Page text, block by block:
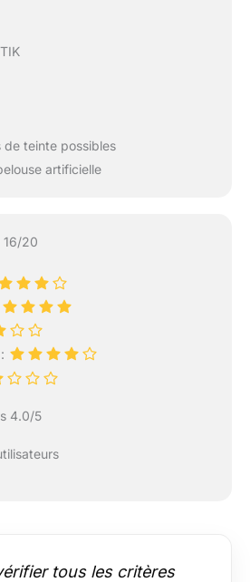
teinte possibles
artificielle
16/20
4.0/5
tous les critères